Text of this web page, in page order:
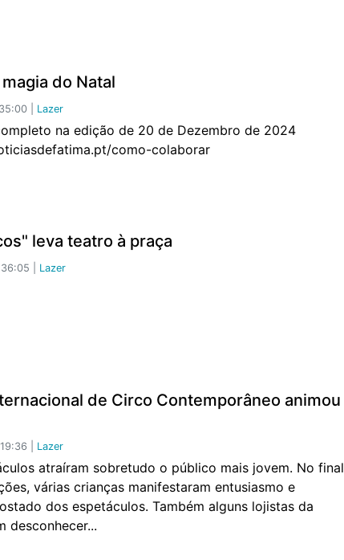
do Natal
| Lazer
na edição de 20 de Dezembro de 2024
como-colaborar
leva teatro à praça
| Lazer
de Circo Contemporâneo animou
| Lazer
atraíram sobretudo o público mais jovem. No final
várias crianças manifestaram entusiasmo e
dos espetáculos. Também alguns lojistas da
desconhecer...